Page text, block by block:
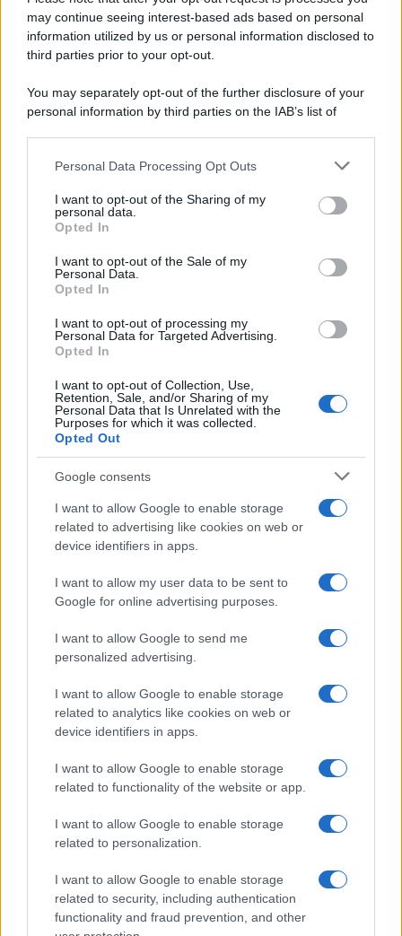
may continue seeing interest-based ads based on personal
information utilized by us or personal information disclosed to
third parties prior to your opt-out.
You may separately opt-out of the further disclosure of your
personal information by third parties on the IAB’s list of
This information may also be disclosed by us to third parties
disclose it to other third parties.
Please note that this website/app uses one or more Google
services and may gather and store information including but
not limited to your visit or usage behaviour. You may click to
grant or deny consent to Google and its third-party tags to
consent section.
Personal Data Processing Opt Outs
I want to opt-out of the Sharing of my
personal data.
Opted In
I want to opt-out of the Sale of my
Personal Data.
Opted In
I want to opt-out of processing my
Personal Data for Targeted Advertising.
Opted In
I want to opt-out of Collection, Use,
Retention, Sale, and/or Sharing of my
Personal Data that Is Unrelated with the
Purposes for which it was collected.
Opted Out
Google consents
I want to allow Google to enable storage
related to advertising like cookies on web or
device identifiers in apps.
I want to allow my user data to be sent to
Google for online advertising purposes.
I want to allow Google to send me
personalized advertising.
I want to allow Google to enable storage
related to analytics like cookies on web or
device identifiers in apps.
I want to allow Google to enable storage
related to functionality of the website or app.
I want to allow Google to enable storage
related to personalization.
I want to allow Google to enable storage
related to security, including authentication
functionality and fraud prevention, and other